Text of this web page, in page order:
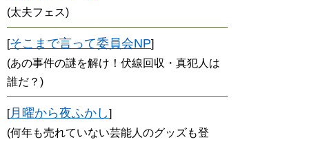
(太夫フェス)
[そこまで言って委員会NP]
(あの事件の謎を解け！伏線回収・真犯人は
誰だ？)
[月曜から夜ふかし]
(何年も売れていない芸能人のグッズも登